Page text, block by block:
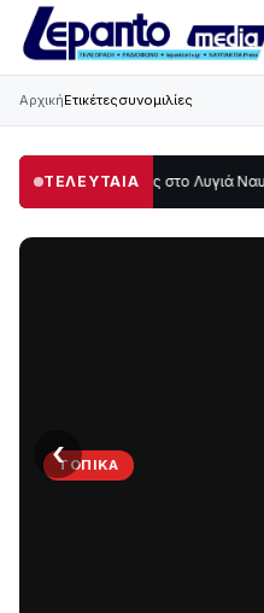
ΑρχικήΕτικέτεςσυνομιλίες
ΤΕΛΕΥΤΑΙΑ
μέρος στο Λυγιά Ναυπάκτου12:08
ΤΟΠΙΚΆ
‹